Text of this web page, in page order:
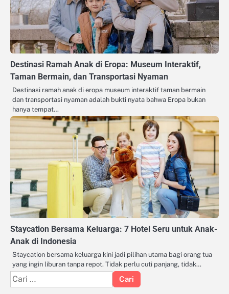
Destinasi Ramah Anak di Eropa: Museum Interaktif,
Taman Bermain, dan Transportasi Nyaman
Destinasi ramah anak di eropa museum interaktif taman bermain
dan transportasi nyaman adalah bukti nyata bahwa Eropa bukan
hanya tempat…
Staycation Bersama Keluarga: 7 Hotel Seru untuk Anak-
Anak di Indonesia
Staycation bersama keluarga kini jadi pilihan utama bagi orang tua
yang ingin liburan tanpa repot. Tidak perlu cuti panjang, tidak…
Cari
untuk: